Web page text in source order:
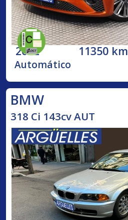
2022 11350 km
Automático
BMW
318 Ci 143cv AUT